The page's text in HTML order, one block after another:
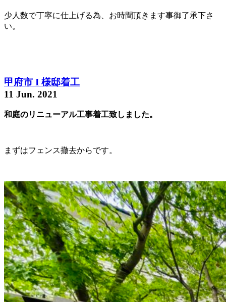
少人数で丁寧に仕上げる為、お時間頂きます事御了承下さ
い。
甲府市 I 様邸着工
11 Jun. 2021
和庭のリニューアル工事着工致しました。
まずはフェンス撤去からです。